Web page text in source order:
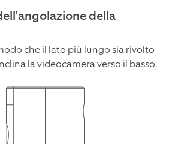
della
che il lato più lungo sia rivolto
la videocamera verso il basso.